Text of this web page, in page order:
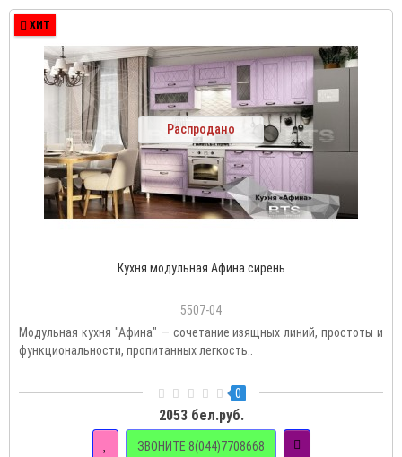
ХИТ
Распродано
Кухня модульная Афина сирень
5507-04
Модульная кухня "Афина" — сочетание изящных линий, простоты и
функциональности, пропитанных легкость..
0
2053 бел.руб.
ЗВОНИТЕ 8(044)7708668